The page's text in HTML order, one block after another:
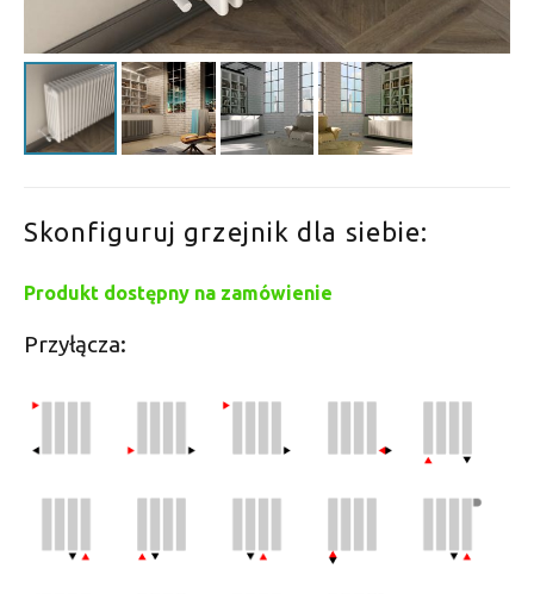
Skonfiguruj grzejnik dla siebie:
Produkt dostępny na zamówienie
Przyłącza: